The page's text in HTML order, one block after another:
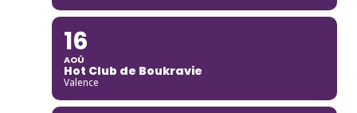
16
AOÛ
Hot Club de Boukravie
Valence